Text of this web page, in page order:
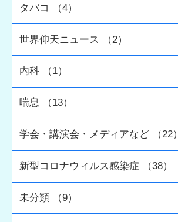
タバコ （4）
世界仰天ニュース （2）
内科 （1）
喘息 （13）
学会・講演会・メディアなど （22）
新型コロナウィルス感染症 （38）
未分類 （9）